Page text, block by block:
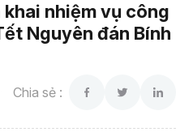
nhiệm vụ công
Nguyên đán Bính
Chia sẻ :